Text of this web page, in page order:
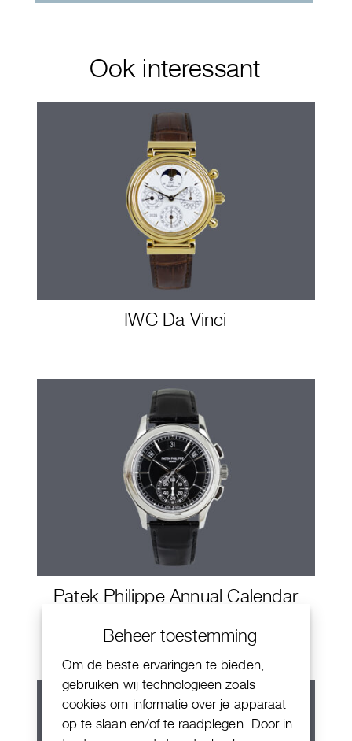
Beheer toestemming
Om de beste ervaringen te bieden,
gebruiken wij technologieën zoals
cookies om informatie over je apparaat
op te slaan en/of te raadplegen. Door in
Ook interessant
IWC Da Vinci
Patek Philippe Annual Calendar